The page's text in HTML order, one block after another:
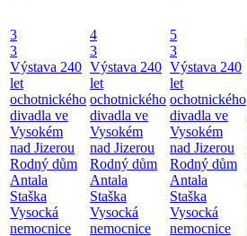
3
3
Výstava 240
let
ochotnického
divadla ve
Vysokém
nad Jizerou
Rodný dům
Antala
Staška
Vysocká
nemocnice
4
3
Výstava 240
let
ochotnického
divadla ve
Vysokém
nad Jizerou
Rodný dům
Antala
Staška
Vysocká
nemocnice
5
3
Výstava 240
let
ochotnického
divadla ve
Vysokém
nad Jizerou
Rodný dům
Antala
Staška
Vysocká
nemocnice